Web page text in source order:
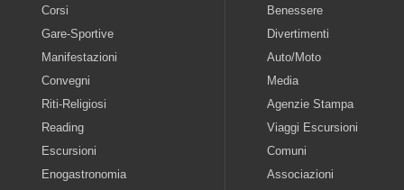
Corsi
Gare-Sportive
Manifestazioni
Convegni
Riti-Religiosi
Reading
Escursioni
Enogastronomia
Benessere
Divertimenti
Auto/Moto
Media
Agenzie Stampa
Viaggi Escursioni
Comuni
Associazioni